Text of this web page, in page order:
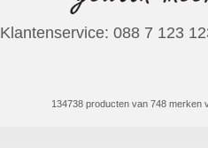
Klantenservice: 088 7 123
134738 producten van 748 merken